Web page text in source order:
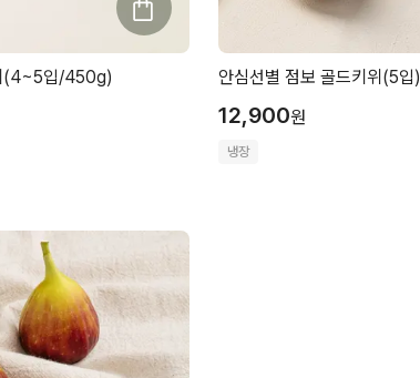
(4~5입/450g) 안심선별 점보 골드키위(5입)
12,900원
냉장